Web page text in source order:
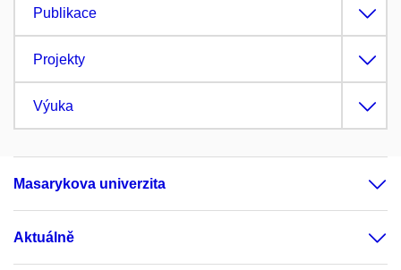
Publikace
Projekty
Výuka
Masarykova univerzita
Aktuálně